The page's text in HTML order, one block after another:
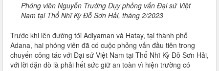
Phóng viên Nguyễn Trường Dụy phỏng vấn Đại sứ Việt
Nam tại Thổ Nhĩ Kỳ Đỗ Sơn Hải, tháng 2/2023
Trước khi lên đường tới Adiyaman và Hatay, tại thành phố
Adana, hai phóng viên đã có cuộc phỏng vấn đầu tiên trong
chuyến công tác với Đại sứ Việt Nam tại Thổ Nhĩ Kỳ Đỗ Sơn Hải,
với lời dặn dò là phải hết sức giữ an toàn vì hiện trường có